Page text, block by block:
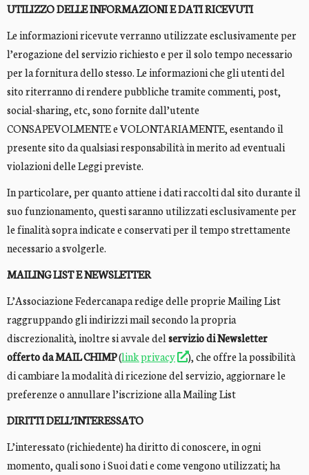
UTILIZZO DELLE INFORMAZIONI E DATI RICEVUTI
Le informazioni ricevute verranno utilizzate esclusivamente per
l’erogazione del servizio richiesto e per il solo tempo necessario
per la fornitura dello stesso. Le informazioni che gli utenti del
sito riterranno di rendere pubbliche tramite commenti, post,
social-sharing, etc, sono fornite dall’utente
CONSAPEVOLMENTE e VOLONTARIAMENTE, esentando il
presente sito da qualsiasi responsabilità in merito ad eventuali
violazioni delle Leggi previste.
In particolare, per quanto attiene i dati raccolti dal sito durante il
suo funzionamento, questi saranno utilizzati esclusivamente per
le finalità sopra indicate e conservati per il tempo strettamente
necessario a svolgerle.
MAILING LIST E NEWSLETTER
L’Associazione Federcanapa redige delle proprie Mailing List
raggruppando gli indirizzi mail secondo la propria
discrezionalità, inoltre si avvale delservizio di Newsletter
offerto da MAIL CHIMP(link privacy
), che offre la possibilità
di cambiare la modalità di ricezione del servizio, aggiornare le
preferenze o annullare l’iscrizione alla Mailing List
DIRITTI DELL’INTERESSATO
L’interessato (richiedente) ha diritto di conoscere, in ogni
momento, quali sono i Suoi dati e come vengono utilizzati; ha